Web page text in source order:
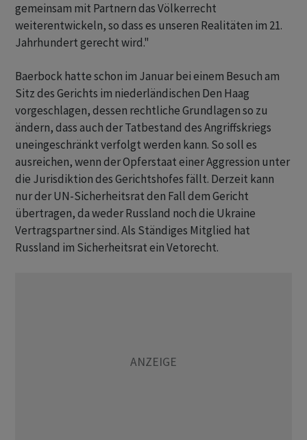
gemeinsam mit Partnern das Völkerrecht
weiterentwickeln, so dass es unseren Realitäten im 21.
Jahrhundert gerecht wird."
Baerbock hatte schon im Januar bei einem Besuch am
Sitz des Gerichts im niederländischen Den Haag
vorgeschlagen, dessen rechtliche Grundlagen so zu
ändern, dass auch der Tatbestand des Angriffskriegs
uneingeschränkt verfolgt werden kann. So soll es
ausreichen, wenn der Opferstaat einer Aggression unter
die Jurisdiktion des Gerichtshofes fällt. Derzeit kann
nur der UN-Sicherheitsrat den Fall dem Gericht
übertragen, da weder Russland noch die Ukraine
Vertragspartner sind. Als Ständiges Mitglied hat
Russland im Sicherheitsrat ein Vetorecht.